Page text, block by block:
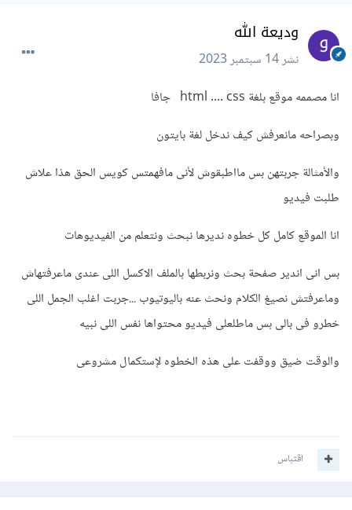
وديعة الله
نشر14 سبتمبر 2023
انا مصممه موقع بلغة html .... css جافا
وبصراحه مانعرفش كيف ندخل لغة بايتون
والأمثالة جربتهن بس مااطبقوش لأنى مافهمتس كويس الحق هذا علاش
طلبت فيديو
انا الموقع كامل كل خطوه نديرها نبحث ونتعلم من الفيديوهات
بس انى اندير صفحة بحث ونربطها بالملف الاكسل اللى عندى ماعرفتهاش
وماعرفتش نصيغ الكلام ونحث عنه باليوتيوب ...جربت اغلب الجمل اللى
خطرو فى بالى بس ماطلعلى فيديو محتواها نفس اللى نبيه
والوقت ضيق ووقفت على هذه الخطوه لإستكمال مشروعى
اقتباس